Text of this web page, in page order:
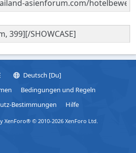
Deutsch [Du]
Bedingungen und Regeln
Bestimmungen
Hilfe
XenForo® © 2010-2026 XenForo Ltd.